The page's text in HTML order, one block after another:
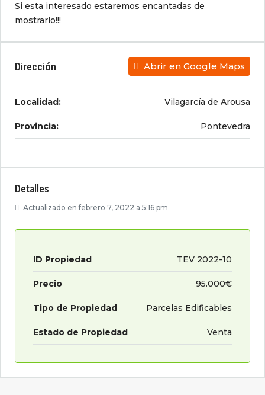
Si esta interesado estaremos encantadas de
mostrarlo!!!
Dirección Abrir en Google Maps
Localidad: Vilagarcía de Arousa
Provincia: Pontevedra
Detalles
Actualizado en febrero 7, 2022 a 5:16 pm
ID Propiedad TEV 2022-10
Precio 95.000€
Tipo de Propiedad Parcelas Edificables
Estado de Propiedad Venta